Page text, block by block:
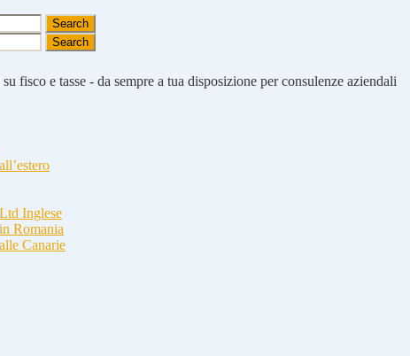
fisco e tasse - da sempre a tua disposizione per consulenze aziendali
Inglese
Romania
Canarie